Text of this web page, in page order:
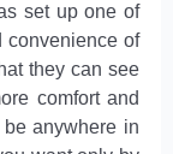
set up one of
convenience of
they can see
comfort and
anywhere in